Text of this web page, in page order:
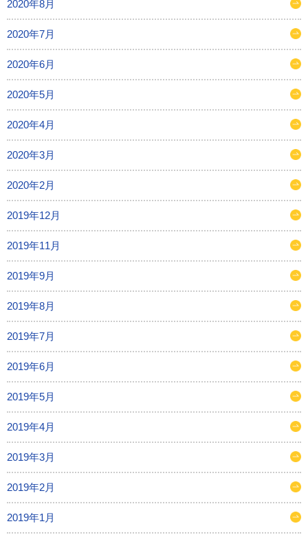
2020年8月
2020年7月
2020年6月
2020年5月
2020年4月
2020年3月
2020年2月
2019年12月
2019年11月
2019年9月
2019年8月
2019年7月
2019年6月
2019年5月
2019年4月
2019年3月
2019年2月
2019年1月